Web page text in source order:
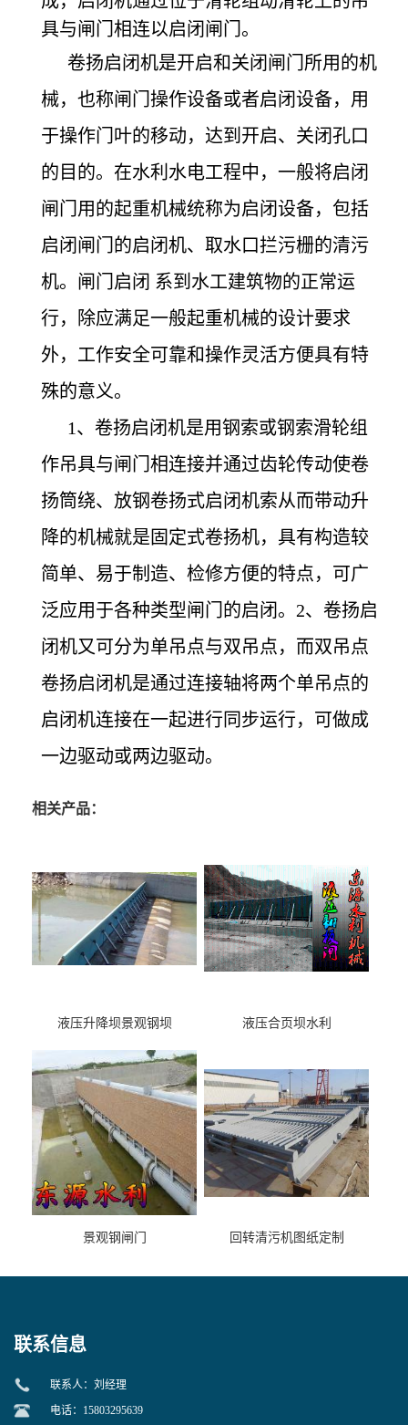
具与闸门相连以启闭闸门。
卷扬启闭机是开启和关闭闸门所用的机
械，也称闸门操作设备或者启闭设备，用
于操作门叶的移动，达到开启、关闭孔口
的目的。在水利水电工程中，一般将启闭
闸门用的起重机械统称为启闭设备，包括
启闭闸门的启闭机、取水口拦污栅的清污
机。闸门启闭 系到水工建筑物的正常运
行，除应满足一般起重机械的设计要求
外，工作安全可靠和操作灵活方便具有特
殊的意义。
1、卷扬启闭机是用钢索或钢索滑轮组
作吊具与闸门相连接并通过齿轮传动使卷
扬筒绕、放钢卷扬式启闭机索从而带动升
降的机械就是固定式卷扬机，具有构造较
简单、易于制造、检修方便的特点，可广
泛应用于各种类型闸门的启闭。2、卷扬启
闭机又可分为单吊点与双吊点，而双吊点
卷扬启闭机是通过连接轴将两个单吊点的
启闭机连接在一起进行同步运行，可做成
一边驱动或两边驱动。
相关产品：
液压升降坝景观钢坝 液压合页坝水利
景观钢闸门 回转清污机图纸定制
联系信息
联系人：刘经理
电话：15803295639